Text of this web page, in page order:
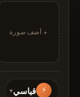
+ أضف صورة
⚡ قياسي▾